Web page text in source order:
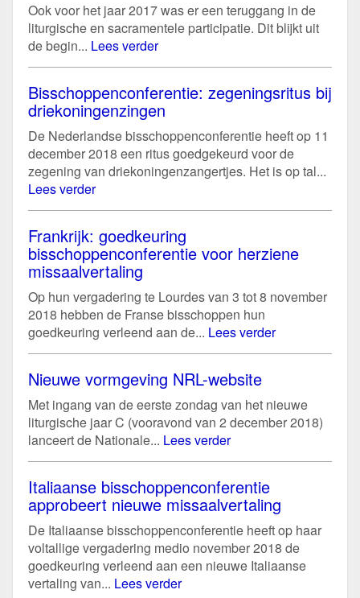
Ook voor het jaar 2017 was er een teruggang in de
liturgische en sacramentele participatie. Dit blijkt uit
de begin... Lees verder
Bisschoppenconferentie: zegeningsritus bij
driekoningenzingen
De Nederlandse bisschoppenconferentie heeft op 11
december 2018 een ritus goedgekeurd voor de
zegening van driekoningenzangertjes. Het is op tal...
Lees verder
Frankrijk: goedkeuring
bisschoppenconferentie voor herziene
missaalvertaling
Op hun vergadering te Lourdes van 3 tot 8 november
2018 hebben de Franse bisschoppen hun
goedkeuring verleend aan de... Lees verder
Nieuwe vormgeving NRL-website
Met ingang van de eerste zondag van het nieuwe
liturgische jaar C (vooravond van 2 december 2018)
lanceert de Nationale... Lees verder
Italiaanse bisschoppenconferentie
approbeert nieuwe missaalvertaling
De Italiaanse bisschoppenconferentie heeft op haar
voltallige vergadering medio november 2018 de
goedkeuring verleend aan een nieuwe Italiaanse
vertaling van... Lees verder